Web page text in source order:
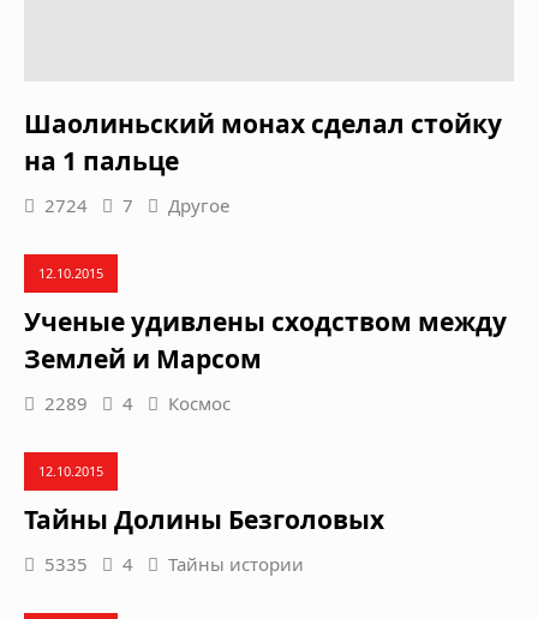
Шаолиньский монах сделал стойку
на 1 пальце
2724 7 Другое
12.10.2015
Ученые удивлены сходством между
Землей и Марсом
2289 4 Космос
12.10.2015
Тайны Долины Безголовых
5335 4 Тайны истории